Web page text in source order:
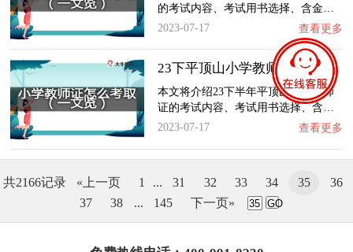
的考试内容、考试用书选择、含金…
2023-07-17
查看更多
23下平顶山小学教师证怎么考取？一文览：含金…
本文将介绍23下半年平顶山小学教师
证的考试内容、考试用书选择、含…
2023-07-17
查看更多
共2166记录 «上一页 1 ... 31 32 33 34 35
36
37
38 ... 145 下一页» GO